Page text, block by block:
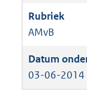
AMvB
03-06-2014